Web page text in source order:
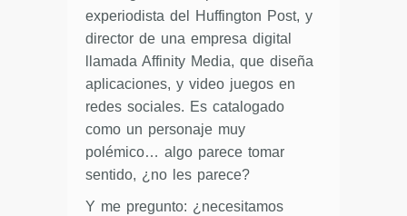
experiodista del Huffington Post, y
director de una empresa digital
llamada Affinity Media, que diseña
aplicaciones, y video juegos en
redes sociales. Es catalogado
como un personaje muy
polémico… algo parece tomar
sentido, ¿no les parece?
Y me pregunto: ¿necesitamos